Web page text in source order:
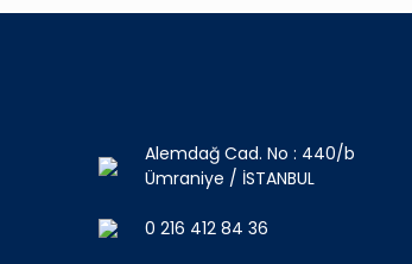
Alemdağ Cad. No : 440/b
Ümraniye / İSTANBUL
0 216 412 84 36